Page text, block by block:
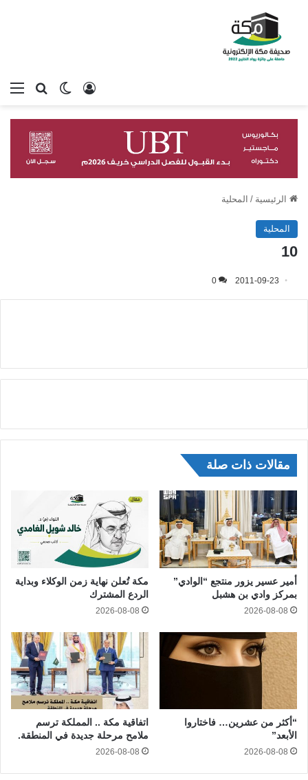
بحثالوضع
تسجيل الدخول
الرئيسية / المحلية
المحلية
10
2011-09-23
0
مقالات ذات صلة
أمير عسير يزور منتجع “الوادي”
بمركز وادي بن هشبل
2026-08-08
مكة تُعلن نهاية زمن الوكلاء وبداية
الردع المشترك
2026-08-08
“أكثر من عشرين… فاختاروا
الأبعد”
2026-08-08
اتفاقية مكة .. المملكة ترسم
ملامح مرحلة جديدة في المنطقة.
2026-08-08